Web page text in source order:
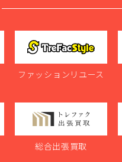
ファッションリユース
総合出張買取